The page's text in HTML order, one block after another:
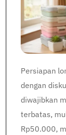
Persiapan
dengan
diwajibkan
terbatas,
Rp50.000,